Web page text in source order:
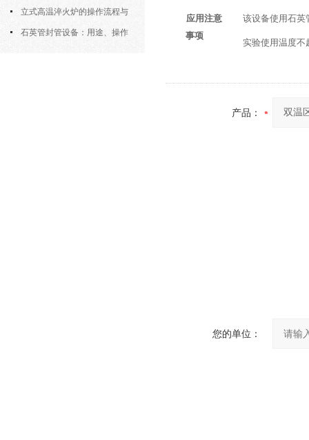
材料的高温处理
立式高温淬火炉的操作流程与
核心要点解析
石英管封管设备：用途、操作
应用注意
事项
该设备使用石英
实验使用温度
产品：
您的单位：